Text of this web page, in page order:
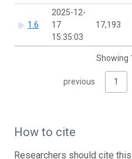
1.6
2025-12-
17
15:35:03
17,193
Showing
previous 1
How to cite
Researchers should cite